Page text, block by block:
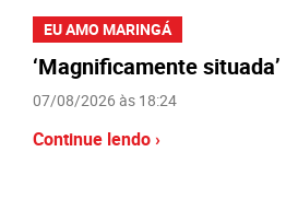
EU AMO MARINGÁ
‘Magnificamente situada’
07/08/2026 às 18:24
Continue lendo ›